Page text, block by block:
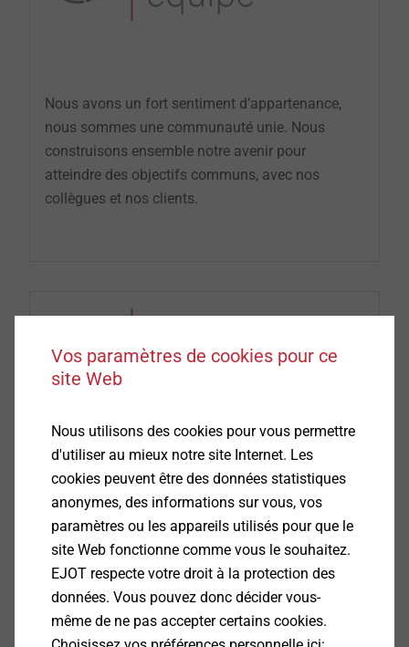
Nous avons un fort sentiment d’appartenance,
nous sommes une communauté unie. Nous
construisons ensemble notre avenir pour
atteindre des objectifs communs, avec nos
collègues et nos clients.
Nous encourageons les initiatives personnelles et
l’apport de nouvelles idées. Nous veillons à
l’épanouissement de nos collaborateurs et
favorisons leur évolution interne au sein de
l’entreprise.
Vos paramètres de cookies pour ce
site Web
Nous utilisons des cookies pour vous permettre
d'utiliser au mieux notre site Internet. Les
cookies peuvent être des données statistiques
anonymes, des informations sur vous, vos
paramètres ou les appareils utilisés pour que le
site Web fonctionne comme vous le souhaitez.
EJOT respecte votre droit à la protection des
données. Vous pouvez donc décider vous-
même de ne pas accepter certains cookies.